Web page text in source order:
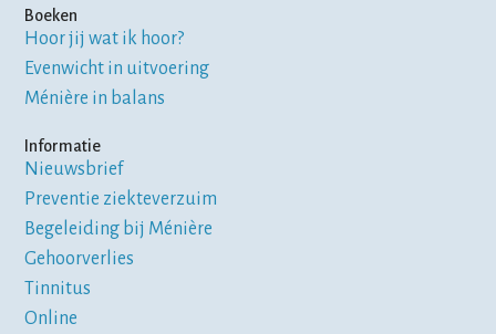
Boeken
Hoor jij wat ik hoor?
Evenwicht in uitvoering
Ménière in balans
Informatie
Nieuwsbrief
Preventie ziekteverzuim
Begeleiding bij Ménière
Gehoorverlies
Tinnitus
Online